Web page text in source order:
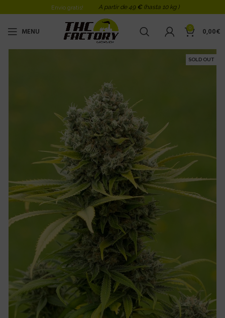
Envio gratis! A partir de 49 € (hasta 10 kg )
MENU 0 0,00€
SOLD OUT